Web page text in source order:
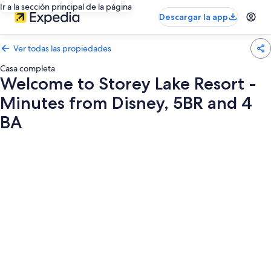
Ir a la sección principal de la página
Descargar la app
Ver todas las propiedades
Casa completa
Welcome to Storey Lake Resort -
Minutes from Disney, 5BR and 4
BA